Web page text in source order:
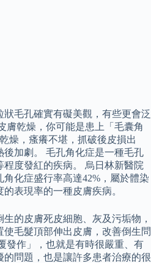
毛孔確實有礙美觀，有些更會泛
膚乾燥，你可能是患上「毛囊角
燥，瘙癢不堪，抓破後皮損出
後加劇。 毛孔角化症是一種毛孔
度發紅的疾病。 烏日林新醫院
化症盛行率高達42%，屬於體染
表現率的一種皮膚疾病。
的皮膚死皮細胞、灰及污垢物，
毛髮頂部伸出皮膚，改善倒生問
發作」，也就是有時很嚴重、有
問題，也是讓許多患者治療的很